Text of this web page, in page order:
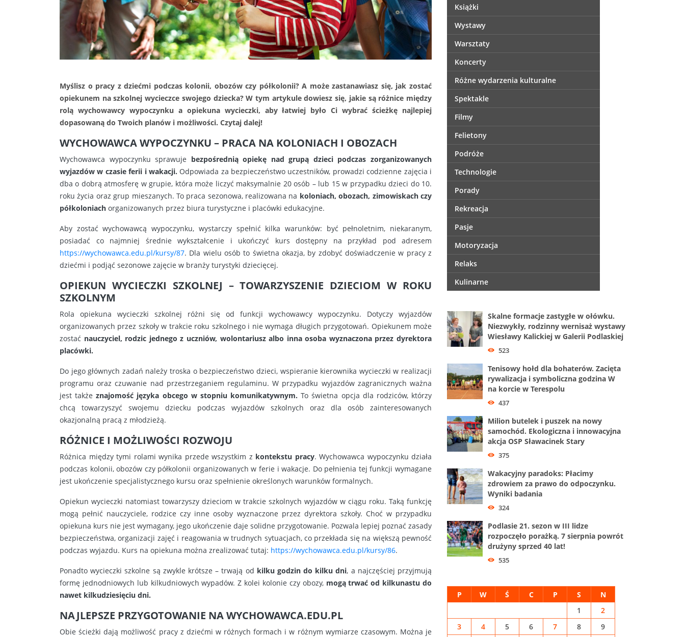
Myślisz o pracy z dziećmi podczas kolonii, obozów czy półkolonii? A może zastanawiasz się, jak zostać
opiekunem na szkolnej wycieczce swojego dziecka? W tym artykule dowiesz się, jakie są różnice między
rolą wychowawcy wypoczynku a opiekuna wycieczki, aby łatwiej było Ci wybrać ścieżkę najlepiej
dopasowaną do Twoich planów i możliwości. Czytaj dalej!
WYCHOWAWCA WYPOCZYNKU – PRACA NA KOLONIACH I OBOZACH
Wychowawca wypoczynku sprawuje bezpośrednią opiekę nad grupą dzieci podczas zorganizowanych
wyjazdów w czasie ferii i wakacji. Odpowiada za bezpieczeństwo uczestników, prowadzi codzienne zajęcia i
dba o dobrą atmosferę w grupie, która może liczyć maksymalnie 20 osób – lub 15 w przypadku dzieci do 10.
roku życia oraz grup mieszanych. To praca sezonowa, realizowana na koloniach, obozach, zimowiskach czy
półkoloniach organizowanych przez biura turystyczne i placówki edukacyjne.
Aby zostać wychowawcą wypoczynku, wystarczy spełnić kilka warunków: być pełnoletnim, niekaranym,
posiadać co najmniej średnie wykształcenie i ukończyć kurs dostępny na przykład pod adresem
https://wychowawca.edu.pl/kursy/87. Dla wielu osób to świetna okazja, by zdobyć doświadczenie w pracy z
dziećmi i podjąć sezonowe zajęcie w branży turystyki dziecięcej.
OPIEKUN WYCIECZKI SZKOLNEJ – TOWARZYSZENIE DZIECIOM W ROKU
SZKOLNYM
Rola opiekuna wycieczki szkolnej różni się od funkcji wychowawcy wypoczynku. Dotyczy wyjazdów
organizowanych przez szkoły w trakcie roku szkolnego i nie wymaga długich przygotowań. Opiekunem może
zostać nauczyciel, rodzic jednego z uczniów, wolontariusz albo inna osoba wyznaczona przez dyrektora
placówki.
Do jego głównych zadań należy troska o bezpieczeństwo dzieci, wspieranie kierownika wycieczki w realizacji
programu oraz czuwanie nad przestrzeganiem regulaminu. W przypadku wyjazdów zagranicznych ważna
jest takżeznajomość języka obcego w stopniu komunikatywnym.To świetna opcja dla rodziców, którzy
chcą towarzyszyć swojemu dziecku podczas wyjazdów szkolnych oraz dla osób zainteresowanych
okazjonalną pracą z młodzieżą.
RÓŻNICE I MOŻLIWOŚCI ROZWOJU
Różnica między tymi rolami wynika przede wszystkim z kontekstu pracy. Wychowawca wypoczynku działa
podczas kolonii, obozów czy półkolonii organizowanych w ferie i wakacje. Do pełnienia tej funkcji wymagane
jest ukończenie specjalistycznego kursu oraz spełnienie określonych warunków formalnych.
Opiekun wycieczki natomiast towarzyszy dzieciom w trakcie szkolnych wyjazdów w ciągu roku. Taką funkcję
mogą pełnić nauczyciele, rodzice czy inne osoby wyznaczone przez dyrektora szkoły. Choć w przypadku
opiekuna kurs nie jest wymagany, jego ukończenie daje solidne przygotowanie. Pozwala lepiej poznać zasady
bezpieczeństwa, organizacji zajęć i reagowania w trudnych sytuacjach, co przekłada się na większą pewność
podczas wyjazdu. Kurs na opiekuna można zrealizować tutaj: https://wychowawca.edu.pl/kursy/86.
Ponadto wycieczki szkolne są zwykle krótsze – trwają od kilku godzin do kilku dni, a najczęściej przyjmują
formę jednodniowych lub kilkudniowych wypadów. Z kolei kolonie czy obozy, mogą trwać od kilkunastu do
nawet kilkudziesięciu dni.
NAJLEPSZE PRZYGOTOWANIE NA WYCHOWAWCA.EDU.PL
Obie ścieżki dają możliwość pracy z dziećmi w różnych formach i w różnym wymiarze czasowym. Można je
Książki
Wystawy
Warsztaty
Koncerty
Różne wydarzenia kulturalne
Spektakle
Filmy
Felietony
Podróże
Technologie
Porady
Rekreacja
Pasje
Motoryzacja
Relaks
Kulinarne
Skalne formacje zastygłe w ołówku.
Niezwykły, rodzinny wernisaż wystawy
Wiesławy Kalickiej w Galerii Podlaskiej
523
Tenisowy hołd dla bohaterów. Zacięta
rywalizacja i symboliczna godzina W
na korcie w Terespolu
437
Milion butelek i puszek na nowy
samochód. Ekologiczna i innowacyjna
akcja OSP Sławacinek Stary
375
Wakacyjny paradoks: Płacimy
zdrowiem za prawo do odpoczynku.
Wyniki badania
324
Podlasie 21. sezon w III lidze
rozpoczęło porażką. 7 sierpnia powrót
drużyny sprzed 40 lat!
535
P W Ś C P S N
1
2
3
4 5 6 7 8
9